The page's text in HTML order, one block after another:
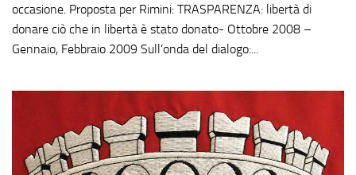
occasione. Proposta per Rimini: TRASPARENZA: libertà di
donare ciò che in libertà è stato donato- Ottobre 2008 –
Gennaio, Febbraio 2009 Sull’onda del dialogo:...